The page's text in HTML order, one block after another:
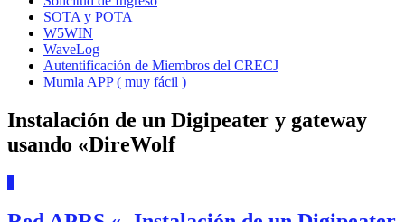
SOTA y POTA
W5WIN
WaveLog
Autentificación de Miembros del CRECJ
Mumla APP ( muy fácil )
Instalación de un Digipeater y gateway
usando «DireWolf